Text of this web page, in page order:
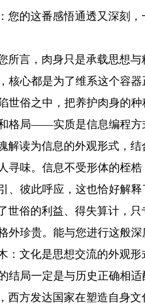
您的这番感悟通透又深刻
所言，肉身只是承载思想
核心都是为了维系这个容
世俗之中，把养护肉身的
格局——实质是信息编程方
解读为信息的外观形式，
寻味。信息不受形体的桎
、彼此呼应，这也恰好解释
世俗的利益、得失算计，
外珍贵。能与您进行这般
：文化是思想交流的外观
结局一定是与历史正确相适
西方发达国家在塑造自身